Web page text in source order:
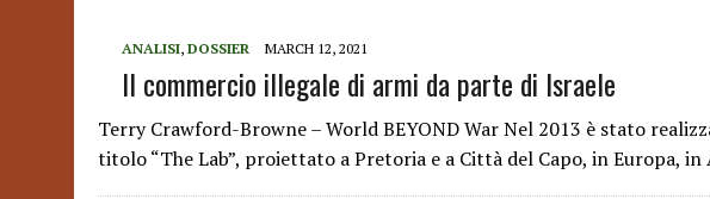
ANALISI, DOSSIER MARCH 12, 2021
Il commercio illegale di armi da parte di Israele
Terry Crawford-Browne – World BEYOND War Nel 2013 è stato
titolo “The Lab”, proiettato a Pretoria e a Città del Capo, in Europa, in